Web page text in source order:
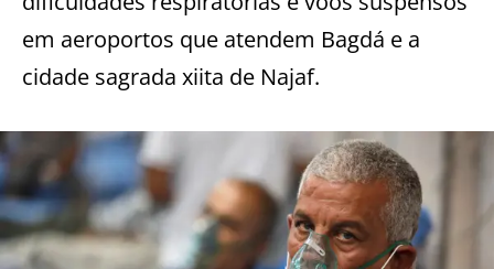
em aeroportos que atendem Bagdá e a
cidade sagrada xiita de Najaf.